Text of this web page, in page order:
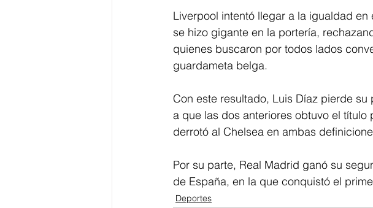
Liverpool intentó llegar a la igualdad
se hizo gigante en la portería,
quienes buscaron por todos lados
guardameta belga.
Con este resultado, Luis Díaz pierde
a que las dos anteriores obtuvo el
derrotó al Chelsea en ambas
Por su parte, Real Madrid ganó su
de España, en la que conquistó el
Deportes